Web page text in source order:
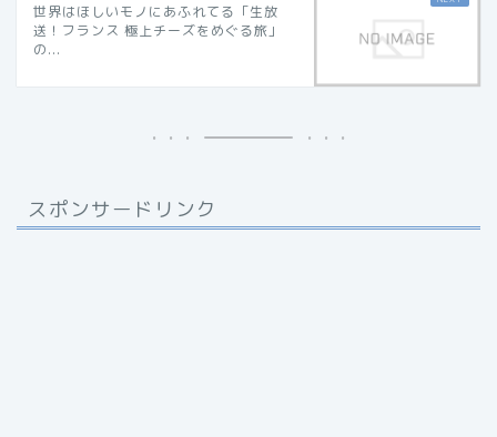
世界はほしいモノにあふれてる「生放
送！フランス 極上チーズをめぐる旅」
の...
スポンサードリンク